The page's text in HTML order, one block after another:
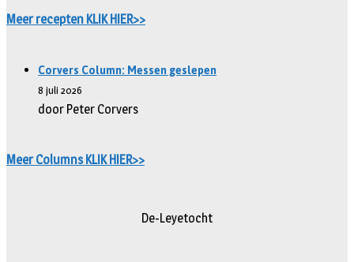
Meer recepten KLIK HIER>>
Corvers Column: Messen geslepen
8 juli 2026
door Peter Corvers
Meer Columns KLIK HIER>>
De-Leyetocht